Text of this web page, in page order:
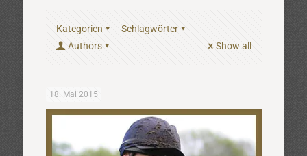
Kategorien
Schlagwörter
Authors
Show all
18. Mai 2015